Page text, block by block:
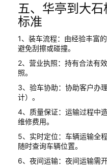
五、华亭到大
标准
1、装车流程：由经验丰富
避免刮擦或碰撞。
2、营业执照：持有合法有
照。
3、验车协助：协助客户办
计）。
4、质量保证：运输过程中
维修费用。
5、实时定位：车辆运输全
随时查询车辆位置。
6、夜间运输：夜间运输需